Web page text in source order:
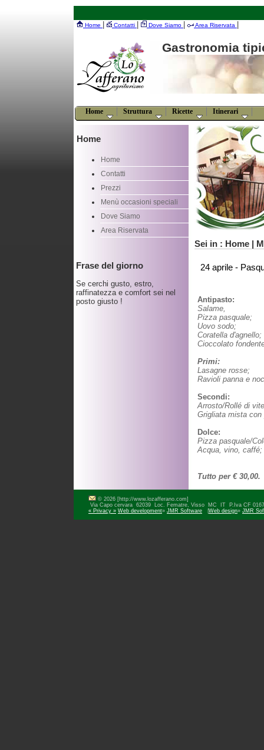
Home Contatti Dove Siamo Area Riservata
Gastronomia
Home Struttura Ricette Itinerari
Sei in : Home |
24 aprile -
Antipasto:
Salame,
Pizza pasquale;
Uovo sodo;
Coratella d'agnello;
Cioccolato
Primi:
Lasagne rosse;
Ravioli panna e
Secondi:
Arrosto/Rollé di
Grigliata mista con
Dolce:
Pizza pasquale/
Acqua, vino, caffé;
Tutto per € 30,00.
Home
Home
Contatti
Prezzi
Menù occasioni speciali
Dove Siamo
Area Riservata
Frase del giorno
Se cerchi gusto, estro,
raffinatezza e comfort sei nel
posto giusto !
© 2026 [http://www.lozafferano.com]
Via Capo cervara 62039 Loc. Fematre, Visso MC IT P.Iva CF
« Privacy » Web development» JMR Software Web design» JMR